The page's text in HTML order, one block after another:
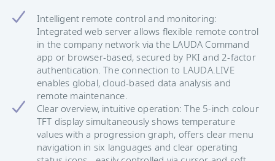
Intelligent remote control and monitoring:
Integrated web server allows flexible remote control
in the company network via the LAUDA Command
app or browser-based, secured by PKI and 2-factor
authentication. The connection to LAUDA.LIVE
enables global, cloud-based data analysis and
remote maintenance.
Clear overview, intuitive operation: The 5-inch colour
TFT display simultaneously shows temperature
values with a progression graph, offers clear menu
navigation in six languages and clear operating